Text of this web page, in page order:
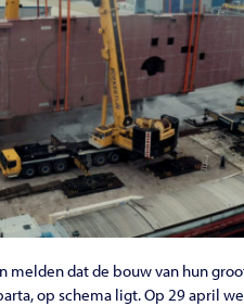
melden dat de bouw van hun
op schema ligt. Op 29 april